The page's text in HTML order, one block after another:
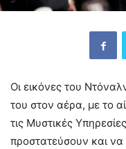
Οι εικόνες του
του στον αέρα, με το
τις Μυστικές
προστατεύσουν και